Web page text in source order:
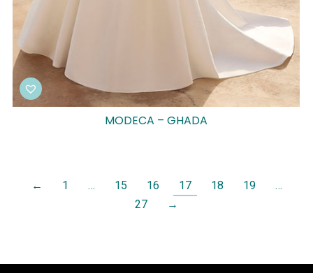
MODECA – GHADA
← 1 … 15 16 17 18 19
…
27
→